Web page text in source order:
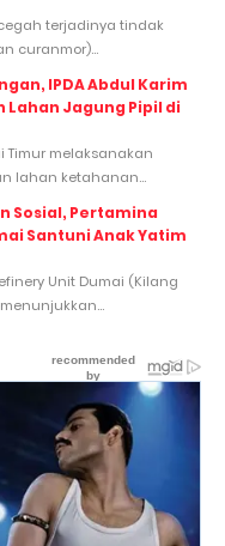
terjadinya tindak
curanmor)...
IPDA Abdul Karim
Jagung Pipil di
Timur melaksanakan
lahan ketahanan...
Sosial, Pertamina
Santuni Anak Yatim
Unit Dumai (Kilang